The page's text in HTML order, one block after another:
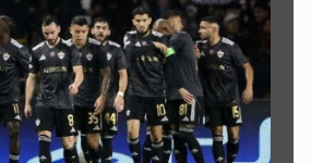
vəsiqəsi ilə gedə biləcəksiniz -